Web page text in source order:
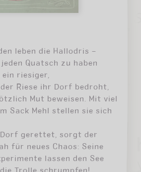
leben die Hallodris –
Quatsch zu haben
ein riesiger,
Riese ihr Dorf bedroht,
Mut beweisen. Mit viel
Sack Mehl stellen sie sich
gerettet, sorgt der
für neues Chaos: Seine
lassen den See